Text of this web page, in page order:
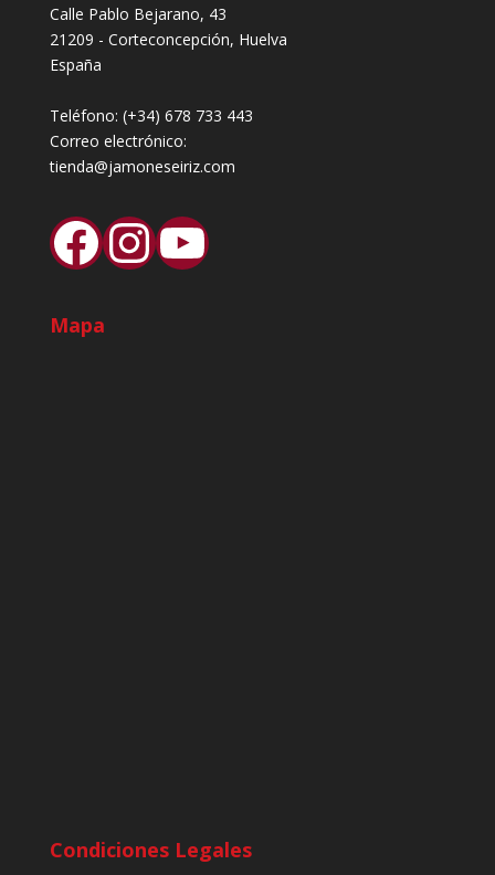
Calle Pablo Bejarano, 43
21209 - Corteconcepción, Huelva
España
Teléfono: (+34) 678 733 443
Correo electrónico:
tienda@jamoneseiriz.com
Facebook
Instagram
YouTube
Mapa
Condiciones Legales